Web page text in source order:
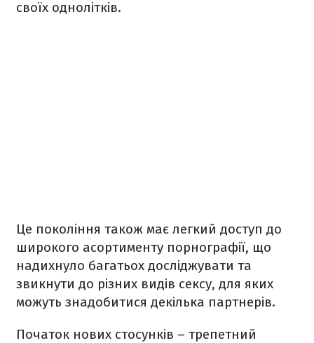
своїх однолітків.
Це покоління також має легкий доступ до
широкого асортименту порнографії, що
надихнуло багатьох досліджувати та
звикнути до різних видів сексу, для яких
можуть знадобитися декілька партнерів.
Початок нових стосунків – трепетний